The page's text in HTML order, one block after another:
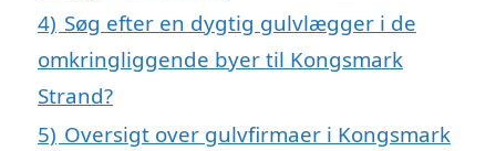
4) Søg efter en dygtig gulvlægger i de
omkringliggende byer til Kongsmark
Strand?
5) Oversigt over gulvfirmaer i Kongsmark